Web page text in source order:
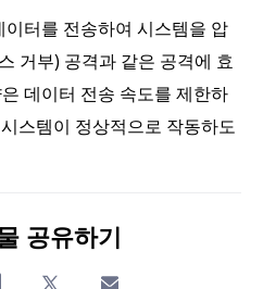
터를 전송하여 시스템을 압
거부) 공격과 같은 공격에 효
데이터 전송 속도를 제한하
스템이 정상적으로 작동하도
공유하기